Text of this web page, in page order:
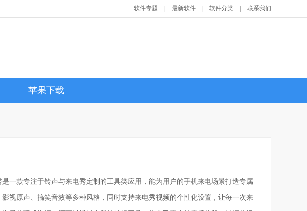
软件专题 最新软件 软件分类 联系我们
苹果下载
一款专注于铃声与来电秀定制的工具类应用，能为用户的手机来电场景打造专属
视原声、搞笑音效等多种风格，同时支持来电秀视频的个性化设置，让每一次来